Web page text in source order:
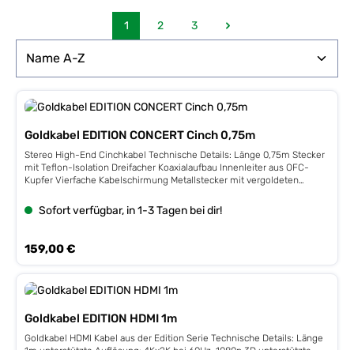
Seite
1
Seite
2
Seite
3
Goldkabel EDITION CONCERT Cinch 0,75m
Stereo High-End Cinchkabel Technische Details: Länge 0,75m Stecker
mit Teflon-Isolation Dreifacher Koaxialaufbau Innenleiter aus OFC-
Kupfer Vierfache Kabelschirmung Metallstecker mit vergoldeten
Sofort verfügbar, in 1-3 Tagen bei dir!
Regulärer Preis:
159,00 €
Goldkabel EDITION HDMI 1m
Goldkabel HDMI Kabel aus der Edition Serie Technische Details: Länge